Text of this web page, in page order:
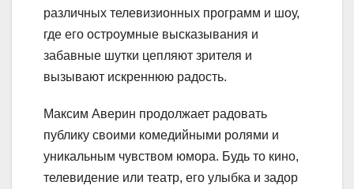
различных телевизионных программ и шоу,
где его остроумные высказывания и
забавные шутки цепляют зрителя и
вызывают искреннюю радость.
Максим Аверин продолжает радовать
публику своими комедийными ролями и
уникальным чувством юмора. Будь то кино,
телевидение или театр, его улыбка и задор